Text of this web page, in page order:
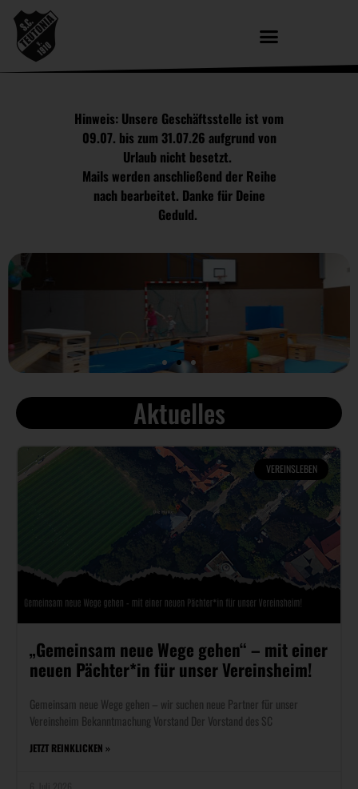
Hinweis: Unsere Geschäftsstelle ist vom
09.07. bis zum 31.07.26 aufgrund von
Urlaub nicht besetzt.
Mails werden anschließend der Reihe
nach bearbeitet. Danke für Deine
Geduld.
Neu bei T10: Eltern-Kind-Turnen
JETZT MEHR ERFAHREN
Aktuelles
VEREINSLEBEN
„Gemeinsam neue Wege gehen“ – mit einer
neuen Pächter*in für unser Vereinsheim!
Gemeinsam neue Wege gehen – wir suchen neue Partner für unser
Vereinsheim Bekanntmachung Vorstand Der Vorstand des SC
JETZT REINKLICKEN »